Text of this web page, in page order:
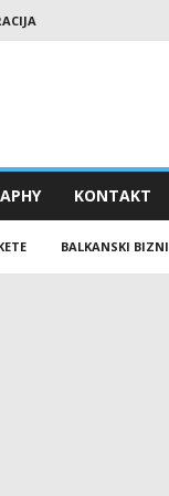
KONTAKT
BALKANSKI